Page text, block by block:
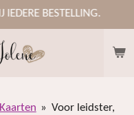
IEDERE BESTELLING.
Kaarten » Voor leidster,